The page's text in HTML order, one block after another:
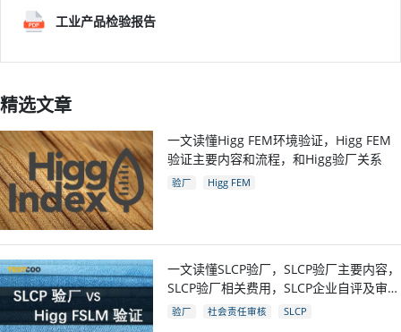
工业产品检验报告
精选文章
一文读懂Higg FEM环境验证，Higg FEM
验证主要内容和流程，和Higg验厂关系
验厂 Higg FEM
一文读懂SLCP验厂，SLCP验厂主要内容，
SLCP验厂相关费用，SLCP企业自评及审核
流程
验厂 社会责任审核 SLCP